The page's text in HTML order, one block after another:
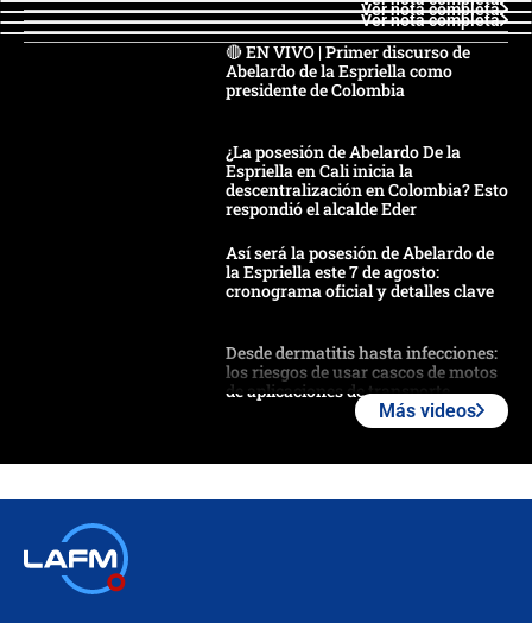
Ver nota completa
Ver nota completa
🔴 EN VIVO | Primer discurso de
Abelardo de la Espriella como
presidente de Colombia
¿La posesión de Abelardo De la
Espriella en Cali inicia la
descentralización en Colombia? Esto
respondió el alcalde Eder
Así será la posesión de Abelardo de
la Espriella este 7 de agosto:
cronograma oficial y detalles clave
Desde dermatitis hasta infecciones:
los riesgos de usar cascos de motos
de aplicaciones de transporte
Más videos